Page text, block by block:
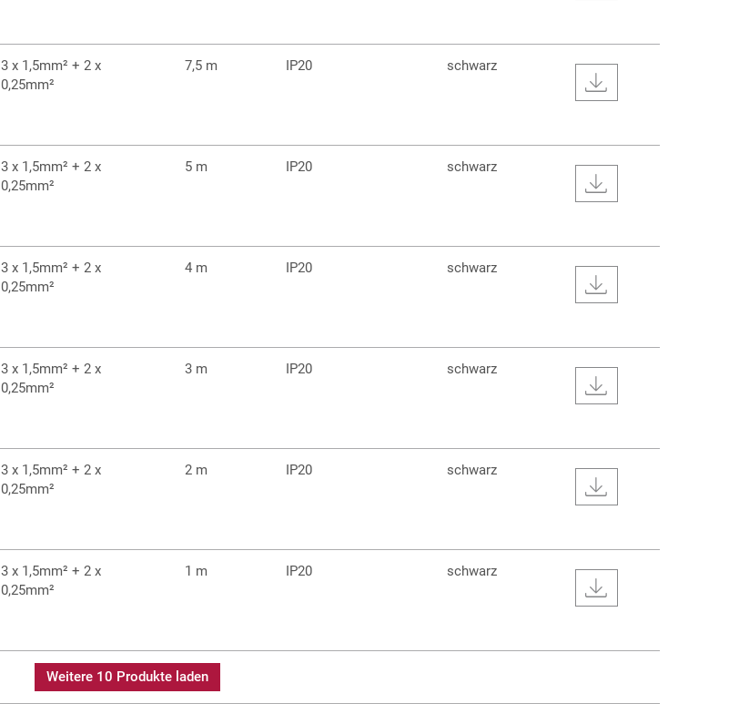
3 x 1,5mm² + 2 x
0,25mm²
7,5 m IP20 schwarz
3 x 1,5mm² + 2 x
0,25mm²
5 m IP20 schwarz
3 x 1,5mm² + 2 x
0,25mm²
4 m IP20 schwarz
3 x 1,5mm² + 2 x
0,25mm²
3 m IP20 schwarz
3 x 1,5mm² + 2 x
0,25mm²
2 m IP20 schwarz
3 x 1,5mm² + 2 x
0,25mm²
1 m IP20 schwarz
Weitere 10 Produkte laden